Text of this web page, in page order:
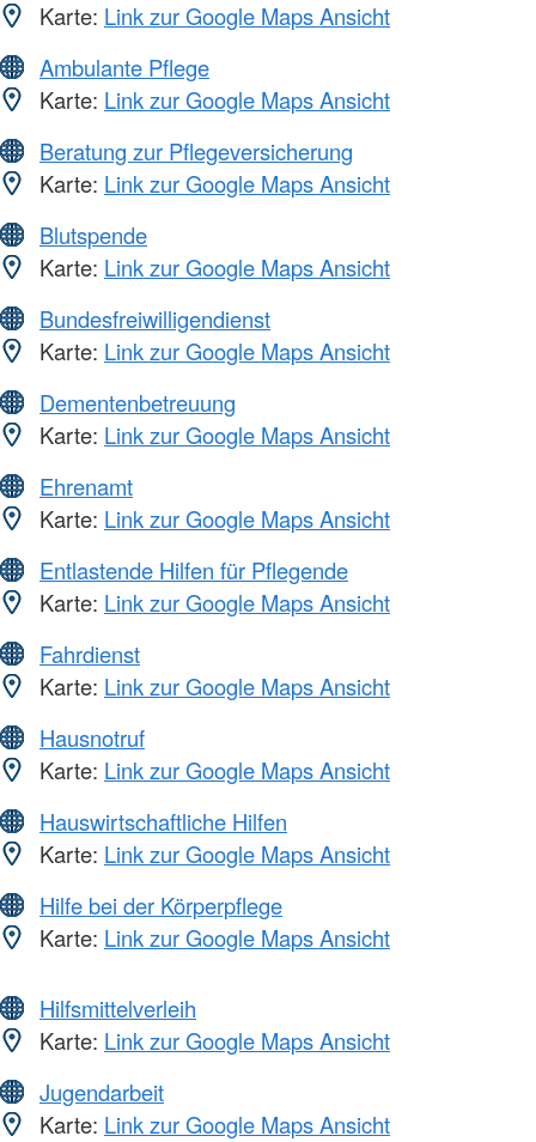
Karte: Link zur Google Maps Ansicht
Ambulante Pflege
Karte: Link zur Google Maps Ansicht
Beratung zur Pflegeversicherung
Karte: Link zur Google Maps Ansicht
Blutspende
Karte: Link zur Google Maps Ansicht
Bundesfreiwilligendienst
Karte: Link zur Google Maps Ansicht
Dementenbetreuung
Karte: Link zur Google Maps Ansicht
Ehrenamt
Karte: Link zur Google Maps Ansicht
Entlastende Hilfen für Pflegende
Karte: Link zur Google Maps Ansicht
Fahrdienst
Karte: Link zur Google Maps Ansicht
Hausnotruf
Karte: Link zur Google Maps Ansicht
Hauswirtschaftliche Hilfen
Karte: Link zur Google Maps Ansicht
Hilfe bei der Körperpflege
Karte: Link zur Google Maps Ansicht
Hilfsmittelverleih
Karte: Link zur Google Maps Ansicht
Jugendarbeit
Karte: Link zur Google Maps Ansicht